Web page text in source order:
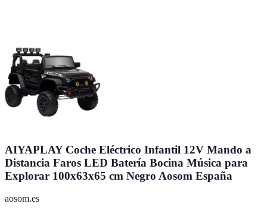
AIYAPLAY Coche Eléctrico Infantil 12V Mando a
Distancia Faros LED Batería Bocina Música para
Explorar 100x63x65 cm Negro Aosom España
aosom.es